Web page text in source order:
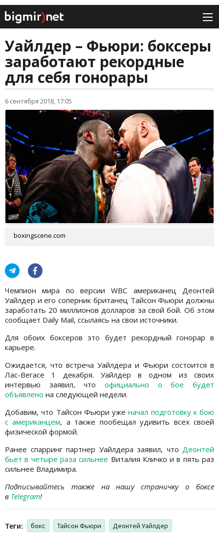
Уайлдер – Фьюри: боксеры
заработают рекордные
для себя гонорары
6 сентября 2018, 17:05
boxingscene.com
Чемпион мира по версии WBC американец Деонтей
Уайлдер и его соперник британец Тайсон Фьюри должны
заработать 20 миллионов долларов за свой бой. Об этом
сообщает Daily Mail, ссылаясь на свои источники.
Для обоих боксеров это будет рекордный гонорар в
карьере.
Ожидается, что встреча Уайлдера и Фьюри состоится в
Лас-Вегасе 1 декабря. Уайлдер в одном из своих
интервью заявил, что официально о бое будет
объявлено на следующей недели.
Добавим, что Тайсон Фьюри уженачал подготовку к бою
с американцем, а также пообещал удивить всех своей
физической формой.
Ранее спарринг партнер Уайлдера заявил, что Деонтей
бьет в четыре раза сильнее Виталия Кличко и в пять раз
сильнее Владимира.
Подписывайтесь также на нашу страничку о боксе
в Telegram!
Теги: бокс Тайсон Фьюри Деонтей Уайлдер